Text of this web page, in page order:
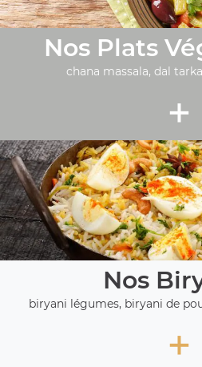
Nos Plats
chana massala, dal
+
Nos
biryani légumes, biryani de
+